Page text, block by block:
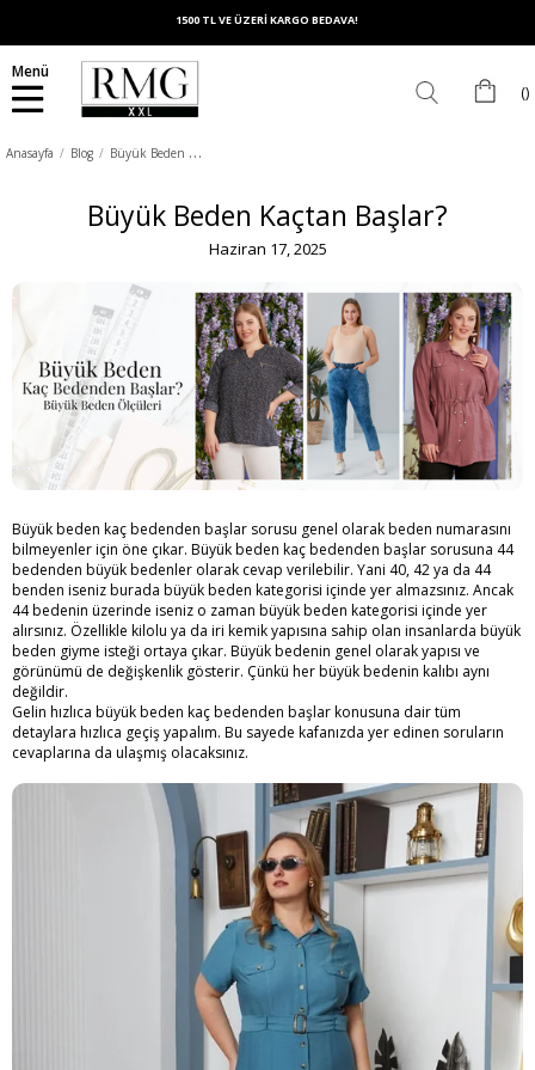
1500 TL VE ÜZERİ KARGO BEDAVA!
Menü
Anasayfa Blog B
üyük Beden Kaçtan Başlar?
Büyük Beden Kaçtan Başlar?
Büyük beden kaç bedenden başlar sorusu genel olarak beden numarasını
bilmeyenler için öne çıkar. Büyük beden kaç bedenden başlar sorusuna 44
bedenden büyük bedenler olarak cevap verilebilir. Yani 40, 42 ya da 44
benden iseniz burada büyük beden kategorisi içinde yer almazsınız. Ancak
44 bedenin üzerinde iseniz o zaman büyük beden kategorisi içinde yer
alırsınız. Özellikle kilolu ya da iri kemik yapısına sahip olan insanlarda büyük
beden giyme isteği ortaya çıkar. Büyük bedenin genel olarak yapısı ve
görünümü de değişkenlik gösterir. Çünkü her büyük bedenin kalıbı aynı
değildir.
Gelin hızlıca büyük beden kaç bedenden başlarkonusuna dair tüm
detaylara hızlıca geçiş yapalım. Bu sayede kafanızda yer edinen soruların
cevaplarına da ulaşmış olacaksınız.
Haziran 17, 2025